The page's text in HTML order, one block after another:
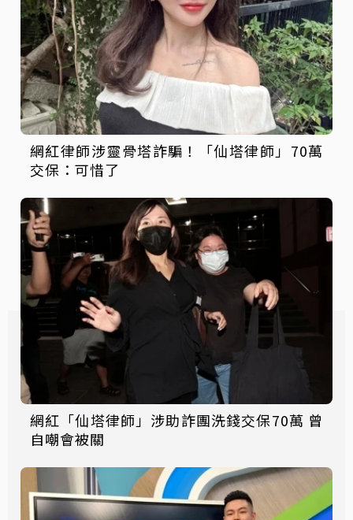
網紅律師涉靈骨塔詐騙！「仙塔律師」70萬
交保：可惜了
網紅「仙塔律師」涉助詐團洗錢交保70萬 曾
自嘲會被關